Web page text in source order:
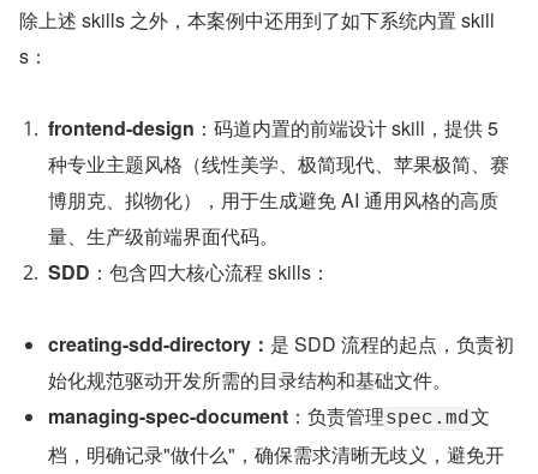
除上述 skills 之外，本案例中还用到了如下系统内置 skill
s：
frontend-design ：码道内置的前端设计 skill，提供 5
种专业主题风格（线性美学、极简现代、苹果极简、赛
博朋克、拟物化），用于生成避免 AI 通用风格的高质
量、生产级前端界面代码。
SDD ：包含四大核心流程 skills：
creating-sdd-directory： 是 SDD 流程的起点，负责初
始化规范驱动开发所需的目录结构和基础文件。
managing-spec-document ：负责管理spec.md文
档，明确记录"做什么"，确保需求清晰无歧义，避免开